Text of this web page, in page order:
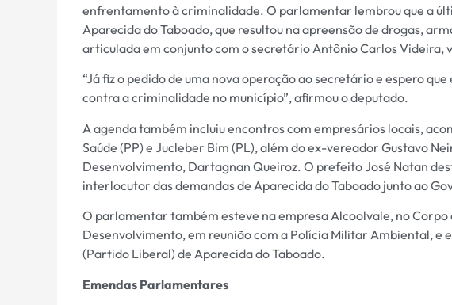
enfrentamento à criminalidade. O parlamentar lembrou que a
Aparecida do Taboado, que resultou na apreensão de drogas,
articulada em conjunto com o secretário Antônio Carlos Videira,
“Já fiz o pedido de uma nova operação ao secretário e espero
contra a criminalidade no município”, afirmou o deputado.
A agenda também incluiu encontros com empresários locais,
Saúde (PP) e Jucleber Bim (PL), além do ex-vereador Gustavo
Desenvolvimento, Dartagnan Queiroz. O prefeito José Natan
interlocutor das demandas de Aparecida do Taboado junto ao
O parlamentar também esteve na empresa Alcoolvale, no
Desenvolvimento, em reunião com a Polícia Militar Ambiental, e
(Partido Liberal) de Aparecida do Taboado.
Emendas Parlamentares